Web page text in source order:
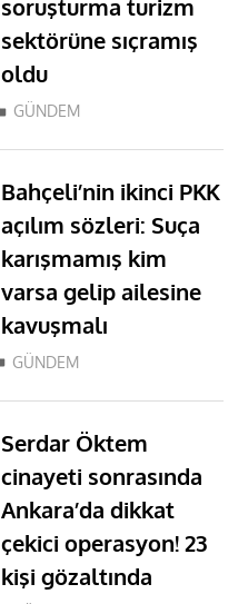
soruşturma turizm
sektörüne sıçramış
oldu
GÜNDEM
Bahçeli’nin ikinci PKK
açılım sözleri: Suça
karışmamış kim
varsa gelip ailesine
kavuşmalı
GÜNDEM
Serdar Öktem
cinayeti sonrasında
Ankara’da dikkat
çekici operasyon! 23
kişi gözaltında